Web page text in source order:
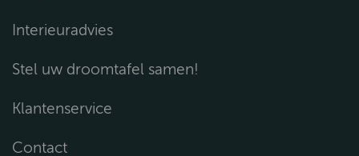
Interieuradvies
Stel uw droomtafel samen!
Klantenservice
Contact